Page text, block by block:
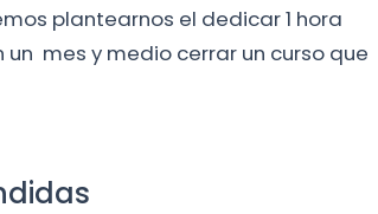
plantearnos el dedicar 1 hora
mes y medio cerrar un curso que